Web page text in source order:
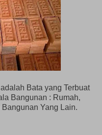
Bata yang Terbuat
Bangunan : Rumah,
Yang Lain.